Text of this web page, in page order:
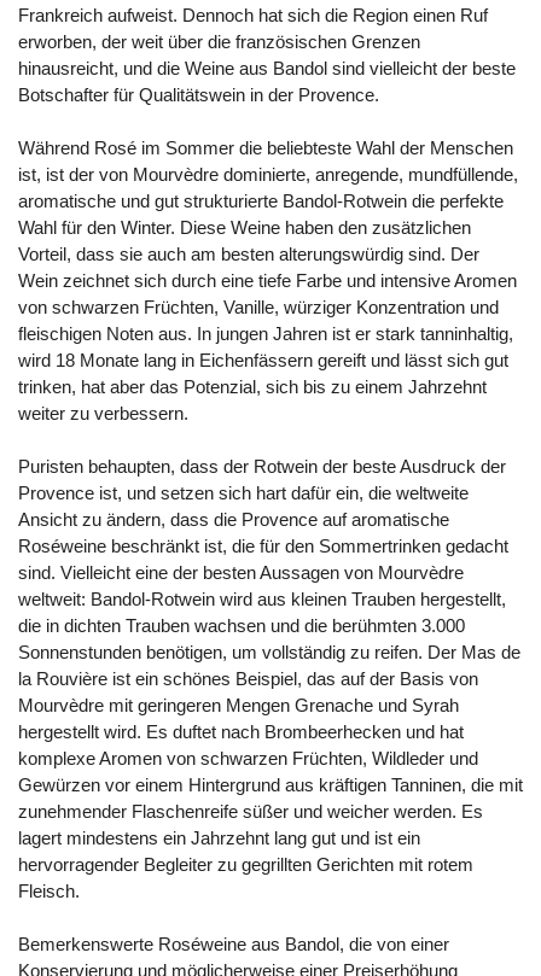
Frankreich aufweist. Dennoch hat sich die Region einen Ruf
erworben, der weit über die französischen Grenzen
hinausreicht, und die Weine aus Bandol sind vielleicht der beste
Botschafter für Qualitätswein in der Provence.
Während Rosé im Sommer die beliebteste Wahl der Menschen
ist, ist der von Mourvèdre dominierte, anregende, mundfüllende,
aromatische und gut strukturierte Bandol-Rotwein die perfekte
Wahl für den Winter. Diese Weine haben den zusätzlichen
Vorteil, dass sie auch am besten alterungswürdig sind. Der
Wein zeichnet sich durch eine tiefe Farbe und intensive Aromen
von schwarzen Früchten, Vanille, würziger Konzentration und
fleischigen Noten aus. In jungen Jahren ist er stark tanninhaltig,
wird 18 Monate lang in Eichenfässern gereift und lässt sich gut
trinken, hat aber das Potenzial, sich bis zu einem Jahrzehnt
weiter zu verbessern.
Puristen behaupten, dass der Rotwein der beste Ausdruck der
Provence ist, und setzen sich hart dafür ein, die weltweite
Ansicht zu ändern, dass die Provence auf aromatische
Roséweine beschränkt ist, die für den Sommertrinken gedacht
sind. Vielleicht eine der besten Aussagen von Mourvèdre
weltweit: Bandol-Rotwein wird aus kleinen Trauben hergestellt,
die in dichten Trauben wachsen und die berühmten 3.000
Sonnenstunden benötigen, um vollständig zu reifen. Der Mas de
la Rouvière ist ein schönes Beispiel, das auf der Basis von
Mourvèdre mit geringeren Mengen Grenache und Syrah
hergestellt wird. Es duftet nach Brombeerhecken und hat
komplexe Aromen von schwarzen Früchten, Wildleder und
Gewürzen vor einem Hintergrund aus kräftigen Tanninen, die mit
zunehmender Flaschenreife süßer und weicher werden. Es
lagert mindestens ein Jahrzehnt lang gut und ist ein
hervorragender Begleiter zu gegrillten Gerichten mit rotem
Fleisch.
Bemerkenswerte Roséweine aus Bandol, die von einer
Konservierung und möglicherweise einer Preiserhöhung